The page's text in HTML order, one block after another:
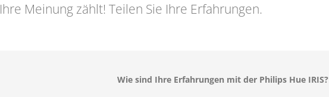
Ihre Meinung zählt! Teilen Sie Ihre Erfahrungen.
Wie sind Ihre Erfahrungen mit der Philips Hue IRIS?